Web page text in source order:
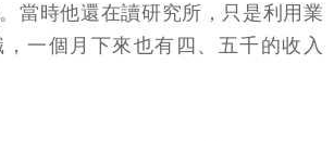
當時他還在讀研究所，只是利用業
一個月下來也有四、五千的收入